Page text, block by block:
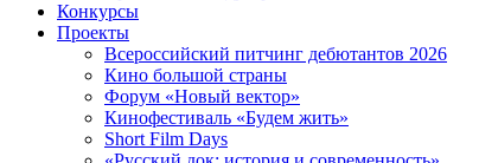
Конкурсы
Проекты
Всероссийский питчинг дебютантов 2026
Кино большой страны
Форум «Новый вектор»
Кинофестиваль «Будем жить»
Short Film Days